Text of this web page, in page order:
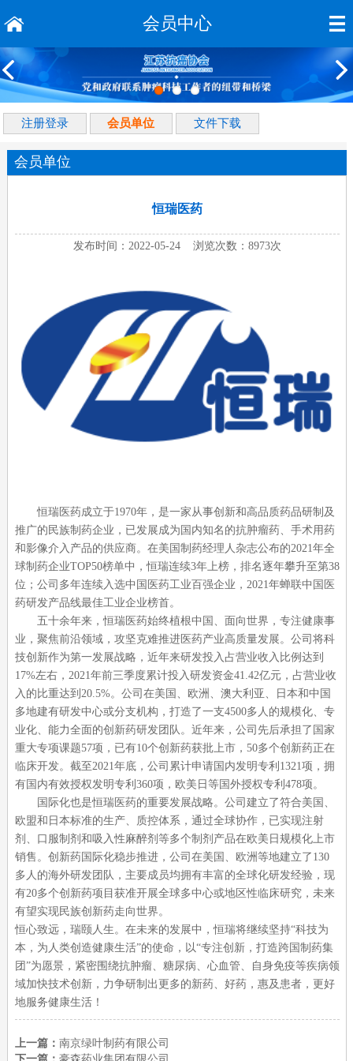
会员中心
注册登录 会员单位 文件下载
会员单位
恒瑞医药
发布时间：2022-05-24 浏览次数：8973次
恒瑞医药成立于1970年，是一家从事创新和高品质药品研制及
推广的民族制药企业，已发展成为国内知名的抗肿瘤药、手术用药
和影像介入产品的供应商。在美国制药经理人杂志公布的2021年全
球制药企业TOP50榜单中，恒瑞连续3年上榜，排名逐年攀升至第38
位；公司多年连续入选中国医药工业百强企业， 2021年蝉联中国医
药研发产品线最佳工业企业榜首。
五十余年来，恒瑞医药始终植根中国、面向世界，专注健康事
业，聚焦前沿领域，攻坚克难推进医药产业高质量发展。公司将科
技创新作为第一发展战略，近年来研发投入占营业收入比例达到
17%左右， 2021年前三季度累计投入研发资金41.42亿元，占营业收
入的比重达到 20.5%。公司在美国、欧洲、澳大利亚、日本和中国
多地建有研发中心或分支机构，打造了一支4500多人的规模化、专
业化、能力全面的创新药研发团队。近年来，公司先后承担了国家
重大专项课题57项，已有10个创新药获批上市， 50多个创新药正在
临床开发。截至2021年底，公司累计申请国内发明专利 1321项，拥
有国内有效授权发明专利 360项，欧美日等国外授权专利 478项。
国际化也是恒瑞医药的重要发展战略。公司建立了符合美国、
欧盟和日本标准的生产、质控体系，通过全球协作，已实现注射
剂、口服制剂和吸入性麻醉剂等多个制剂产品在欧美日规模化上市
销售。创新药国际化稳步推进，公司在美国、欧洲等地建立了 130
多人的海外研发团队，主要成员均拥有丰富的全球化研发经验，现
有20多个创新药项目获准开展全球多中心或地区性临床研究，未来
有望实现民族创新药走向世界。
恒心致远，瑞颐人生。在未来的发展中，恒瑞将继续坚持“科技为
本，为人类创造健康生活”的使命，以“专注创新，打造跨国制药集
团”为愿景，紧密围绕抗肿瘤、糖尿病、心血管、自身免疫等疾病领
域加快技术创新，力争研制出更多的新药、好药，惠及患者，更好
地服务健康生活！
上一篇： 南京绿叶制药有限公司